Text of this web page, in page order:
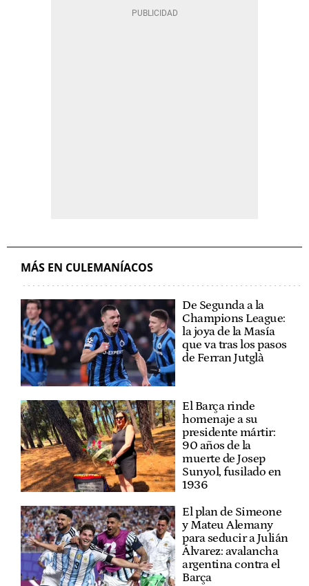
MÁS EN CULEMANÍACOS
De Segunda a la
Champions League:
la joya de la Masía
que va tras los pasos
de Ferran Jutglà
El Barça rinde
homenaje a su
presidente mártir:
90 años de la
muerte de Josep
Sunyol, fusilado en
1936
El plan de Simeone
y Mateu Alemany
para seducir a Julián
Álvarez: avalancha
argentina contra el
Barça